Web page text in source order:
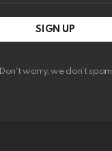
Don't worry, we don't spam